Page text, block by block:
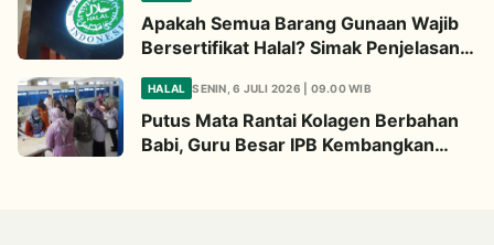
Apakah Semua Barang Gunaan Wajib
Bersertifikat Halal? Simak Penjelasan
Ini
HALAL SENIN, 6 JULI 2026 | 09.00 WIB
Putus Mata Rantai Kolagen Berbahan
Babi, Guru Besar IPB Kembangkan